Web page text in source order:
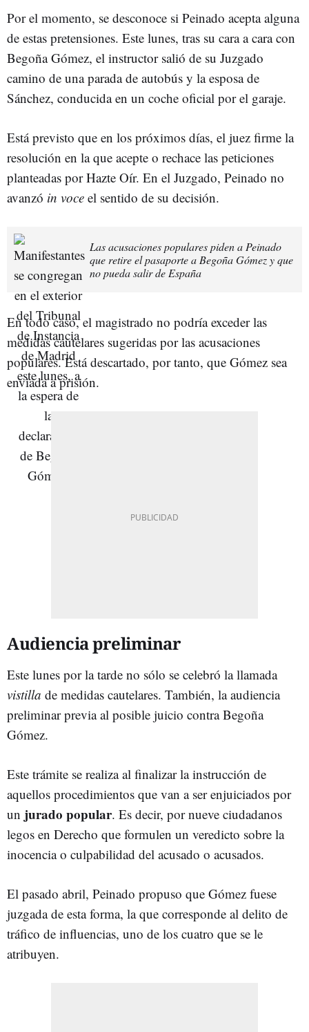
Por el momento, se desconoce si Peinado acepta alguna
de estas pretensiones. Este lunes, tras su cara a cara con
Begoña Gómez, el instructor salió de su Juzgado
camino de una parada de autobús y la esposa de
Sánchez, conducida en un coche oficial por el garaje.
Está previsto que en los próximos días, el juez firme la
resolución en la que acepte o rechace las peticiones
planteadas por Hazte Oír. En el Juzgado, Peinado no
avanzó in voce el sentido de su decisión.
Las acusaciones populares piden a Peinado
que retire el pasaporte a Begoña Gómez y que
no pueda salir de España
En todo caso, el magistrado no podría exceder las
medidas cautelares sugeridas por las acusaciones
populares. Está descartado, por tanto, que Gómez sea
enviada a prisión.
Audiencia preliminar
Este lunes por la tarde no sólo se celebró la llamada
vistilla de medidas cautelares. También, la audiencia
preliminar previa al posible juicio contra Begoña
Gómez.
Este trámite se realiza al finalizar la instrucción de
aquellos procedimientos que van a ser enjuiciados por
un jurado popular. Es decir, por nueve ciudadanos
legos en Derecho que formulen un veredicto sobre la
inocencia o culpabilidad del acusado o acusados.
El pasado abril, Peinado propuso que Gómez fuese
juzgada de esta forma, la que corresponde al delito de
tráfico de influencias, uno de los cuatro que se le
atribuyen.